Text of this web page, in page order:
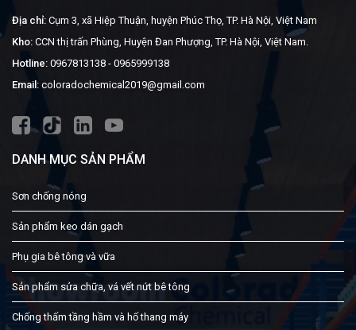
Địa chỉ: Cụm 3, xã Hiệp Thuận, huyện Phúc Thọ, TP. Hà Nội, Việt Nam
Kho: CCN thị trấn Phùng, Huyện Đan Phượng, TP. Hà Nội, Việt Nam.
Hotline: 0967813138 - 0965999138
Email: coloradochemical2019@gmail.com
DANH MỤC SẢN PHẨM
Sơn chống nóng
Sản phẩm keo dán gạch
Phụ gia bê tông và vữa
Sản phẩm sửa chữa, vá vết nứt bê tông
Chống thấm tầng hầm và hố thang máy